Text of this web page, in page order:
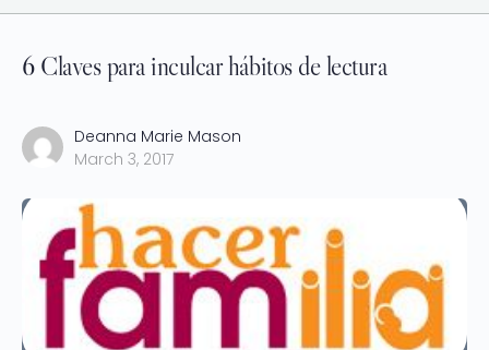
6 Claves para inculcar hábitos de lectura
Deanna Marie Mason
March 3, 2017